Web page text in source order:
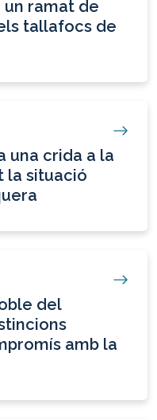
un ramat de
tallafocs de
una crida a la
la situació
del
amb la